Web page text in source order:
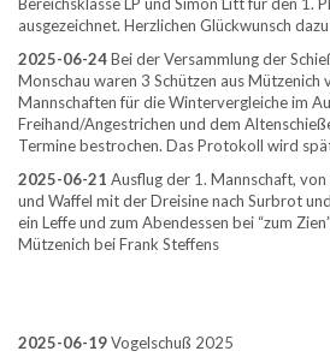
ausgezeichnet. Herzlichen Glückwunsch
2025-06-24Bei der Versammlung der
Monschau waren 3 Schützen aus Mützenich
Mannschaften für die Wintervergleiche im
Freihand/Angestrichen und dem
Termine bestrochen. Das Protokoll wird
2025-06-21 Ausflug der 1. Mannschaft, von
und Waffel mit der Dreisine nach Surbrot
ein Leffe und zum Abendessen bei “zum
Mützenich bei Frank Steffens
2025-06-19Vogelschuß 2025